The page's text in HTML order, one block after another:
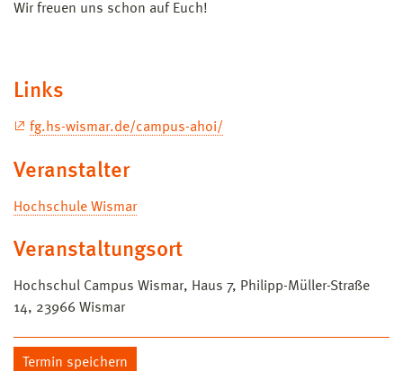
Wir freuen uns schon auf Euch!
Links
fg.hs-wismar.de/campus-ahoi/
Veranstalter
Hochschule Wismar
Veranstaltungsort
Hochschul Campus Wismar, Haus 7, Philipp-Müller-Straße
14, 23966 Wismar
Termin speichern